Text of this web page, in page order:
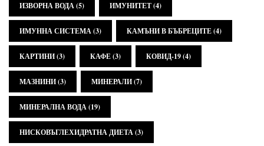
ИЗВОРНА ВОДА(5) ИМУНИТЕТ(4)
ИМУННА СИСТЕМА(3) КАМЪНИ В БЪБРЕЦИТЕ(4)
КАРТИНИ(3) КАФЕ(3) КОВИД-19(4)
МАЗНИНИ(3) МИНЕРАЛИ(7)
МИНЕРАЛНА ВОДА(19)
НИСКОВЪГЛЕХИДРАТНА ДИЕТА(3)